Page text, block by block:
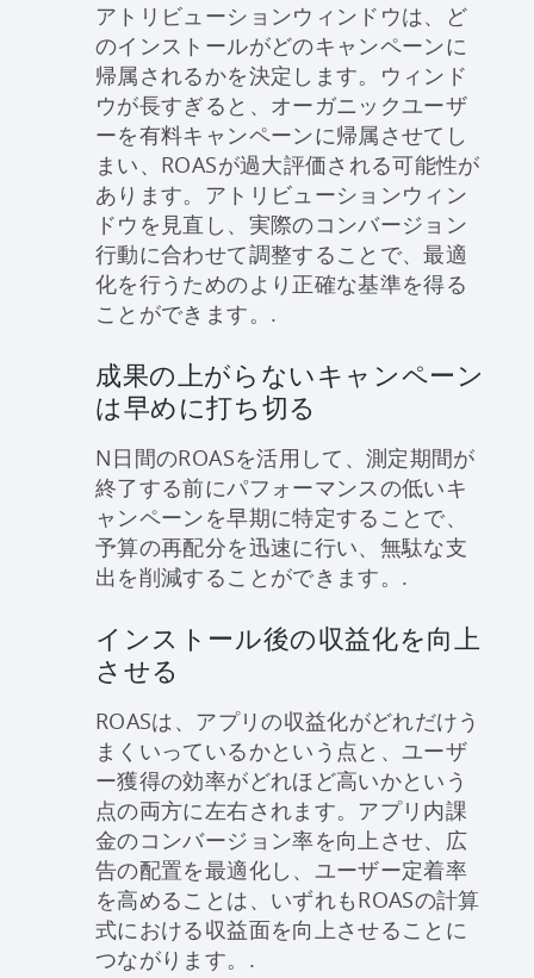
アトリビューションウィンドウは、ど
のインストールがどのキャンペーンに
帰属されるかを決定します。ウィンド
ウが長すぎると、オーガニックユーザ
ーを有料キャンペーンに帰属させてし
まい、ROASが過大評価される可能性が
あります。アトリビューションウィン
ドウを見直し、実際のコンバージョン
行動に合わせて調整することで、最適
化を行うためのより正確な基準を得る
ことができます。.
成果の上がらないキャンペーン
は早めに打ち切る
N日間のROASを活用して、測定期間が
終了する前にパフォーマンスの低いキ
ャンペーンを早期に特定することで、
予算の再配分を迅速に行い、無駄な支
出を削減することができます。.
インストール後の収益化を向上
させる
ROASは、アプリの収益化がどれだけう
まくいっているかという点と、ユーザ
ー獲得の効率がどれほど高いかという
点の両方に左右されます。アプリ内課
金のコンバージョン率を向上させ、広
告の配置を最適化し、ユーザー定着率
を高めることは、いずれもROASの計算
式における収益面を向上させることに
つながります。.